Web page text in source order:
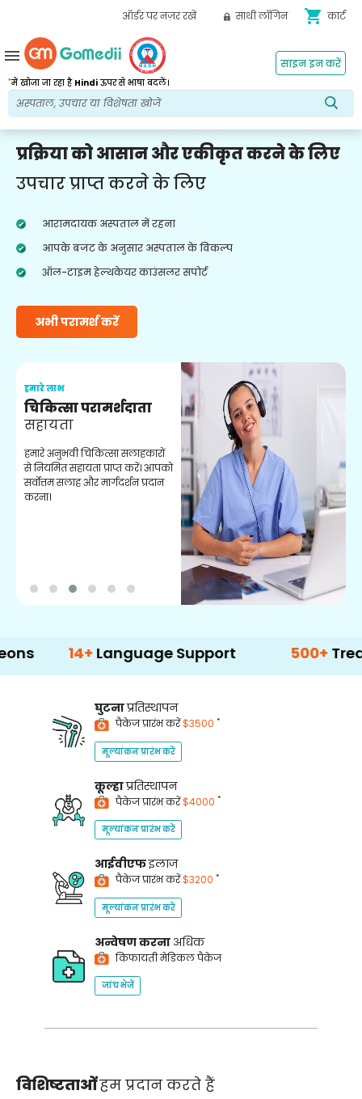
ऑर्डर पर नज़र रखें साथी लॉगिन shopping_cart कार्ट
*में खोजा जा रहा है Hindiऊपर से भाषा बदलें।
साइन इन करें
menu
प्रक्रिया को आसान और एकीकृत करने के लिए
उपचार प्राप्त करने के लिए
आरामदायक अस्पताल में रहना
आपके बजट के अनुसार अस्पताल के विकल्प
ऑल-टाइम हेल्थकेयर काउंसलर सपोर्ट
अभी परामर्श करें
हमारे लाभ
चिकित्सा परामर्शदाता
सहायता
हमारे अनुभवी चिकित्सा सलाहकारों
से नियमित सहायता प्राप्त करें। आपको
सर्वोत्तम सलाह और मार्गदर्शन प्रदान
करना।
14+Language Support 500+ Treatment
घुटनाप्रतिस्थापन
पैकेज प्रारंभ करें$3500 *
मूल्यांकन प्रारंभ करें
कूल्हाप्रतिस्थापन
पैकेज प्रारंभ करें$4000 *
मूल्यांकन प्रारंभ करें
आईवीएफइलाज
पैकेज प्रारंभ करें$3200 *
मूल्यांकन प्रारंभ करें
अन्वेषण करना अधिक
किफायती मेडिकल पैकेज
जांच भेजें
विशिष्टताओंहम प्रदान करते हैं